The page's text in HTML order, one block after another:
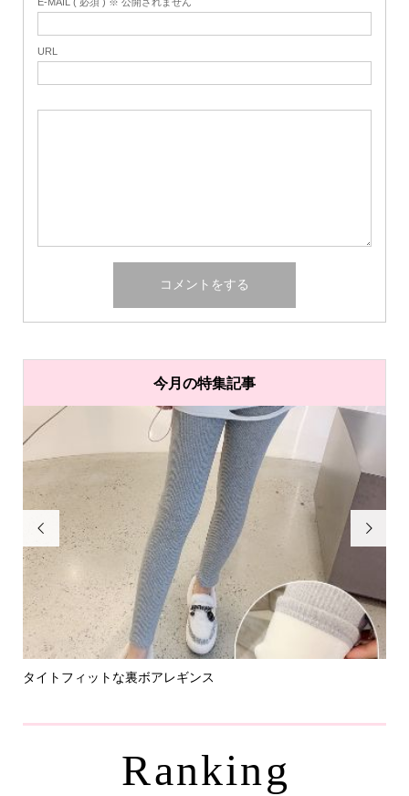
URL
今月の特集記事

タイトフィットな裏ボアレギンス

Ranking